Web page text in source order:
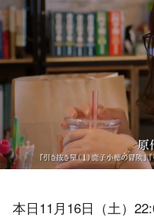
本日11月16日（土）